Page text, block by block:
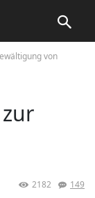
von
149
2182